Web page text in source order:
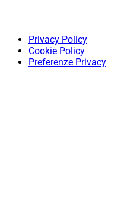
Privacy Policy
Cookie Policy
Preferenze Privacy